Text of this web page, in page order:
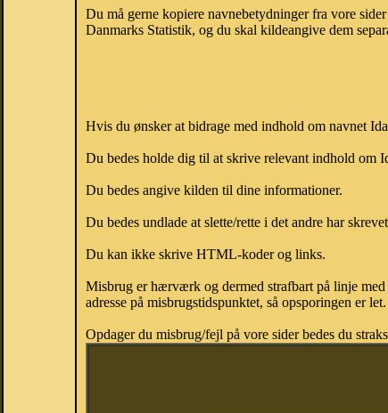
Du må gerne kopiere navnebetydninger fra vore
Danmarks Statistik, og du skal kildeangive dem
Hvis du ønsker at bidrage med indhold om navnet
Du bedes holde dig til at skrive relevant indhold om
Du bedes angive kilden til dine informationer.
Du bedes undlade at slette/rette i det andre har
Du kan ikke skrive HTML-koder og links.
Misbrug er hærværk og dermed strafbart på linje
adresse på misbrugstidspunktet, så opsporingen er let.
Opdager du misbrug/fejl på vore sider bedes du